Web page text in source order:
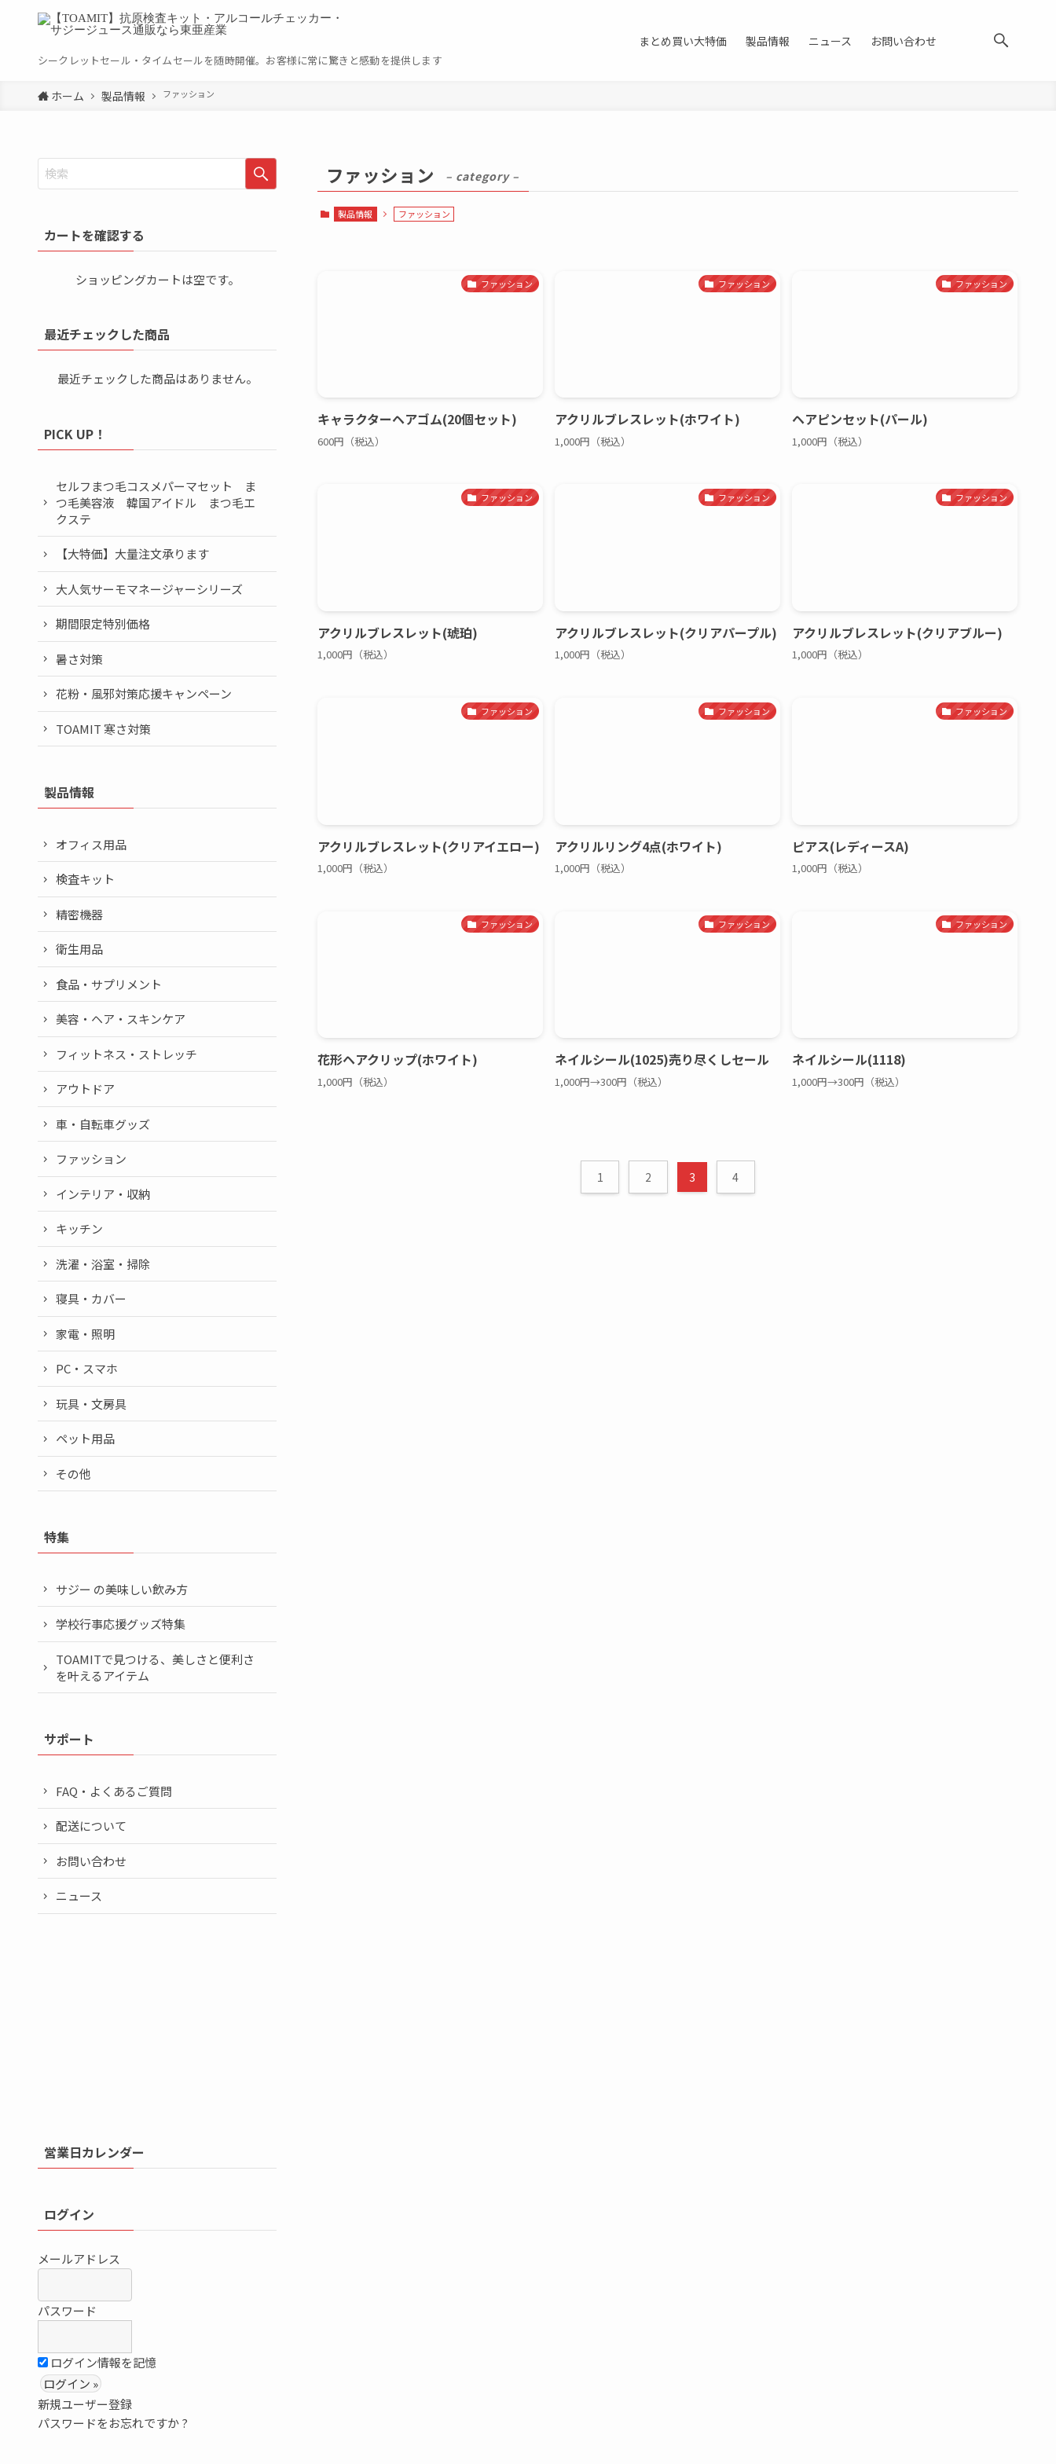
シークレットセール・タイムセールを随時開催。お客様に常に驚きと感動を提供します
まとめ買い大特価 製品情報 ニュース お問い合わせ
ホーム 製品情報 ファッション
ファッション – category –
製品情報 ファッション
ファッション
キャラクターヘアゴム(20個セット)
600円（税込）
ファッション
アクリルブレスレット(ホワイト)
1,000円（税込）
ファッション
ヘアピンセット(パール)
1,000円（税込）
ファッション
アクリルブレスレット(琥珀)
1,000円（税込）
ファッション
アクリルブレスレット(クリアパープル)
1,000円（税込）
ファッション
アクリルブレスレット(クリアブルー)
1,000円（税込）
ファッション
アクリルブレスレット(クリアイエロー)
1,000円（税込）
ファッション
アクリルリング4点(ホワイト)
1,000円（税込）
ファッション
ピアス(レディースA)
1,000円（税込）
ファッション
花形ヘアクリップ(ホワイト)
1,000円（税込）
ファッション
ネイルシール(1025)売り尽くしセール
1,000円→300円（税込）
ファッション
ネイルシール(1118)
1,000円→300円（税込）
1 2 3 4
カートを確認する
ショッピングカートは空です。
最近チェックした商品
最近チェックした商品はありません。
PICK UP！
セルフまつ毛コスメパーマセット ま
つ毛美容液 韓国アイドル まつ毛エ
クステ
【大特価】大量注文承ります
大人気サーモマネージャーシリーズ
期間限定特別価格
暑さ対策
花粉・風邪対策応援キャンペーン
TOAMIT 寒さ対策
製品情報
オフィス用品
検査キット
精密機器
衛生用品
食品・サプリメント
美容・ヘア・スキンケア
フィットネス・ストレッチ
アウトドア
車・自転車グッズ
ファッション
インテリア・収納
キッチン
洗濯・浴室・掃除
寝具・カバー
家電・照明
PC・スマホ
玩具・文房具
ペット用品
その他
特集
サジー の美味しい飲み方
学校行事応援グッズ特集
TOAMITで見つける、美しさと便利さ
を叶えるアイテム
サポート
FAQ・よくあるご質問
配送について
お問い合わせ
ニュース
営業日カレンダー
ログイン
メールアドレス
パスワード
ログイン情報を記憶
新規ユーザー登録
パスワードをお忘れですか ?